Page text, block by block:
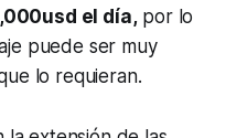
el día,por lo
puede ser muy
lo requieran.